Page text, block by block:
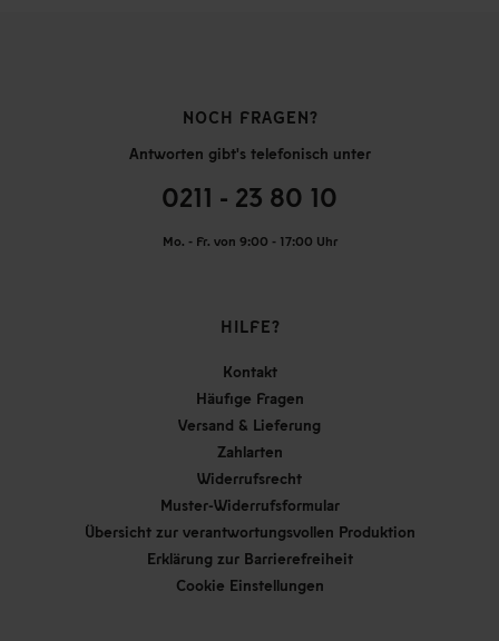
NOCH FRAGEN?
Antworten gibt's telefonisch unter
0211 - 23 80 10
Mo. - Fr. von 9:00 - 17:00 Uhr
HILFE?
Kontakt
Häufige Fragen
Versand & Lieferung
Zahlarten
Widerrufsrecht
Muster-Widerrufsformular
Übersicht zur verantwortungsvollen Produktion
Erklärung zur Barrierefreiheit
Cookie Einstellungen